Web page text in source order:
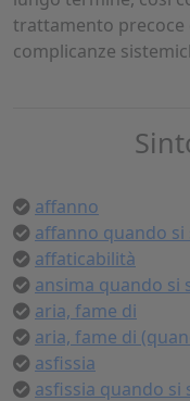
trattamento precoce
complicanze
affanno
affanno quando si
affaticabilità
ansima quando si
aria, fame di
aria, fame di
asfissia
asfissia quando si